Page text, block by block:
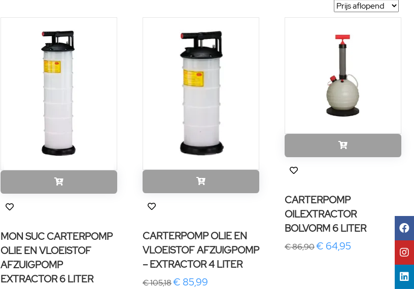
MON SUC CARTERPOMP
OLIE EN VLOEISTOF
AFZUIGPOMP
EXTRACTOR 6 LITER
CARTERPOMP OLIE EN
VLOEISTOF AFZUIGPOMP
– EXTRACTOR 4 LITER
€ 105,18€ 85,99
CARTERPOMP
OILEXTRACTOR
BOLVORM 6 LITER
€ 86,90€ 64,95